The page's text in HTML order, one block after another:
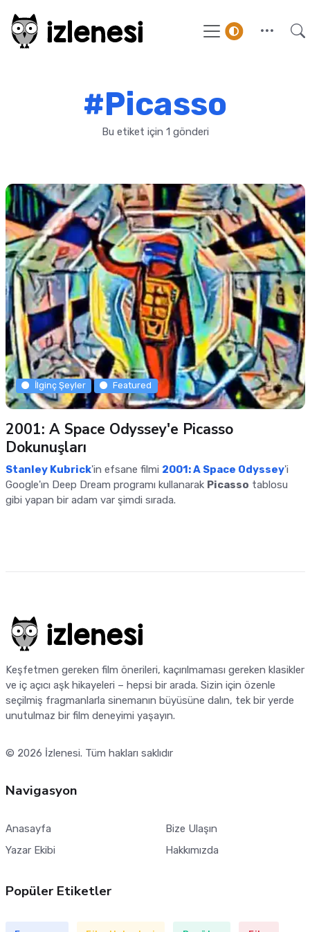
#Picasso
Bu etiket için 1 gönderi
İlginç Şeyler Featured
2001: A Space Odyssey'e Picasso
Dokunuşları
Stanley Kubrick'in efsane filmi 2001: A Space Odyssey'i
Google'ın Deep Dream programı kullanarak Picasso tablosu
gibi yapan bir adam var şimdi sırada.
Keşfetmen gereken film önerileri, kaçırılmaması gereken klasikler
ve iç açıcı aşk hikayeleri – hepsi bir arada. Sizin için özenle
seçilmiş fragmanlarla sinemanın büyüsüne dalın, tek bir yerde
unutulmaz bir film deneyimi yaşayın.
© 2026 İzlenesi. Tüm hakları saklıdır
Navigasyon
Anasayfa
Yazar Ekibi
Bize Ulaşın
Hakkımızda
Popüler Etiketler